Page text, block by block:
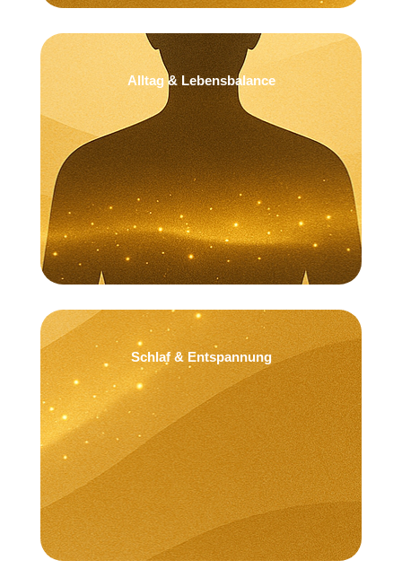
Alltag & Lebensbalance
Ich schaffe Raum für mich selbst.
Schlaf & Entspannung
Ich finde Ruhe in der Stille der Nacht.